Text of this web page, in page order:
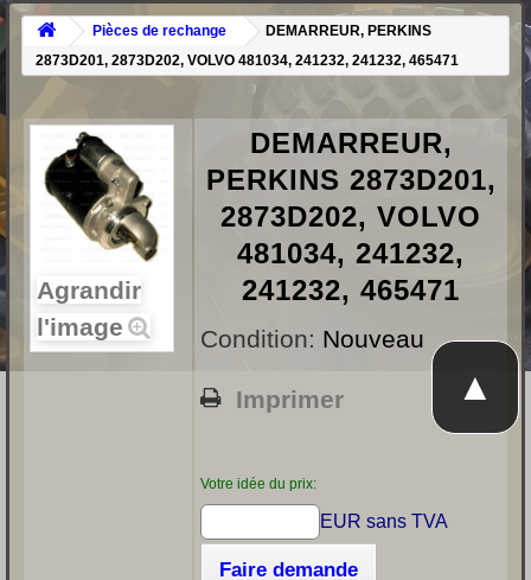
Pièces de rechange
DEMARREUR, PERKINS
2873D201, 2873D202, VOLVO 481034, 241232, 241232, 465471
Agrandir
l'image
DEMARREUR,
PERKINS 2873D201,
2873D202, VOLVO
481034, 241232,
241232, 465471
Condition: Nouveau
Imprimer
Votre idée du prix:
EUR sans TVA
Faire demande
▲